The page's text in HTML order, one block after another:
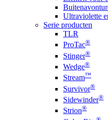
Ultraviolette
Serie producten
TLR
ProTac®
Stinger®
Wedge®
Stream™
Survivor®
Sidewinder®
Strion®